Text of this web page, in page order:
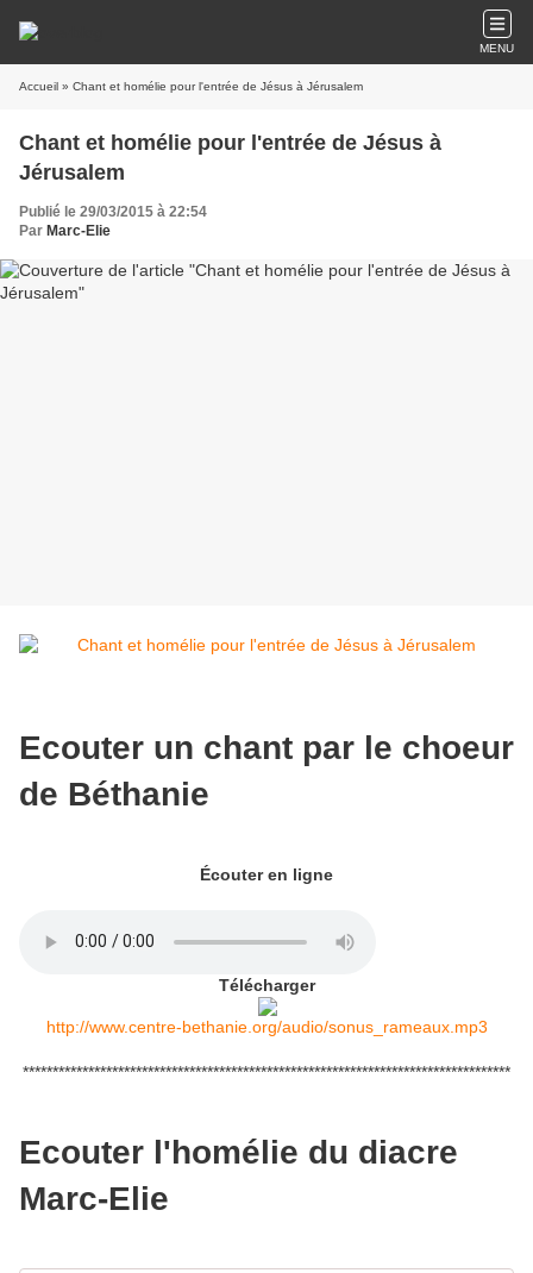
MENU
Accueil » Chant et homélie pour l'entrée de Jésus à Jérusalem
Chant et homélie pour l'entrée de Jésus à
Jérusalem
Publié le 29/03/2015 à 22:54
Par Marc-Elie
Ecouter un chant par le choeur
de Béthanie
Écouter en ligne
Télécharger
http://www.centre-bethanie.org/audio/sonus_rameaux.mp3
**********************************************************************************
Ecouter l'homélie du diacre
Marc-Elie